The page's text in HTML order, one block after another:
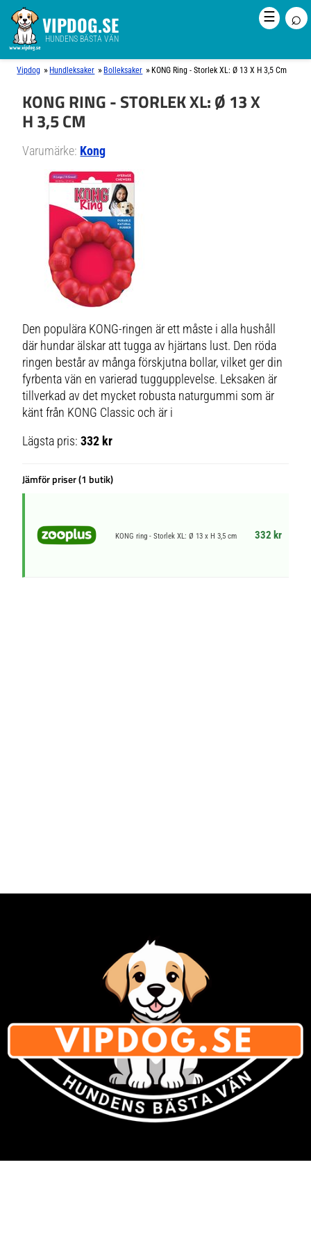
VIPDOG.SE
HUNDENS BÄSTA VÄN
☰ ⌕
Vipdog » Hundleksaker » Bolleksaker » KONG Ring - Storlek XL: Ø 13 X H 3,5 Cm
KONG RING - STORLEK XL: Ø 13 X
H 3,5 CM
Varumärke: Kong
Den populära KONG-ringen är ett måste i alla hushåll
där hundar älskar att tugga av hjärtans lust. Den röda
ringen består av många förskjutna bollar, vilket ger din
fyrbenta vän en varierad tuggupplevelse. Leksaken är
tillverkad av det mycket robusta naturgummi som är
känt från KONG Classic och är i
Lägsta pris:332 kr
Jämför priser (1 butik)
KONG ring - Storlek XL: Ø 13 x H 3,5 cm 332 kr